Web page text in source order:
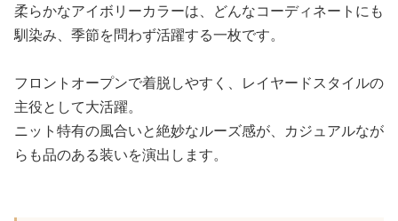
柔らかなアイボリーカラーは、どんなコーディネートにも
馴染み、季節を問わず活躍する一枚です。
フロントオープンで着脱しやすく、レイヤードスタイルの
主役として大活躍。
ニット特有の風合いと絶妙なルーズ感が、カジュアルなが
らも品のある装いを演出します。